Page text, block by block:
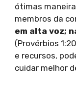
ótimas
membros da
em alta voz;
(Provérbios
e recursos,
cuidar melhor